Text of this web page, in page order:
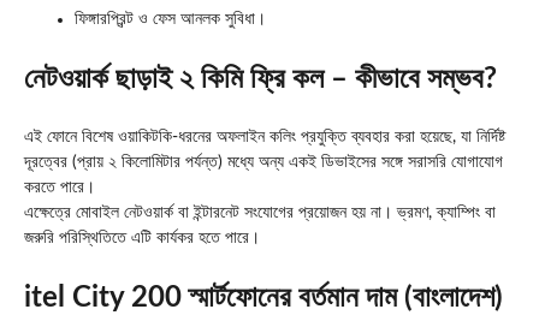
ফিঙ্গারপ্রিন্ট ও ফেস আনলক সুবিধা।
নেটওয়ার্ক ছাড়াই ২ কিমি ফ্রি কল – কীভাবে সম্ভব?
এই ফোনে বিশেষ ওয়াকিটকি-ধরনের অফলাইন কলিং প্রযুক্তি ব্যবহার করা হয়েছে, যা নির্দিষ্ট
দূরত্বের (প্রায় ২ কিলোমিটার পর্যন্ত) মধ্যে অন্য একই ডিভাইসের সঙ্গে সরাসরি যোগাযোগ
করতে পারে।
এক্ষেত্রে মোবাইল নেটওয়ার্ক বা ইন্টারনেট সংযোগের প্রয়োজন হয় না। ভ্রমণ, ক্যাম্পিং বা
জরুরি পরিস্থিতিতে এটি কার্যকর হতে পারে।
itel City 200 স্মার্টফোনের বর্তমান দাম (বাংলাদেশ)